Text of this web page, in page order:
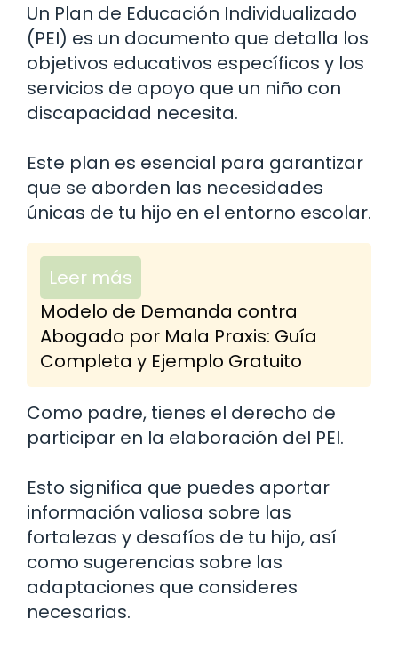
Un Plan de Educación Individualizado
(PEI) es un documento que detalla los
objetivos educativos específicos y los
servicios de apoyo que un niño con
discapacidad necesita.
Este plan es esencial para garantizar
que se aborden las necesidades
únicas de tu hijo en el entorno escolar.
Leer más
Modelo de Demanda contra
Abogado por Mala Praxis: Guía
Completa y Ejemplo Gratuito
Como padre, tienes el derecho de
participar en la elaboración del PEI.
Esto significa que puedes aportar
información valiosa sobre las
fortalezas y desafíos de tu hijo, así
como sugerencias sobre las
adaptaciones que consideres
necesarias.